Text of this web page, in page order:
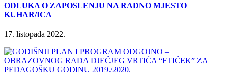
ODLUKA O ZAPOSLENJU NA RADNO MJESTO
KUHAR/ICA
17. listopada 2022.